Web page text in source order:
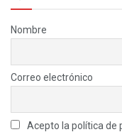
Nombre
Correo electrónico
Acepto la política de